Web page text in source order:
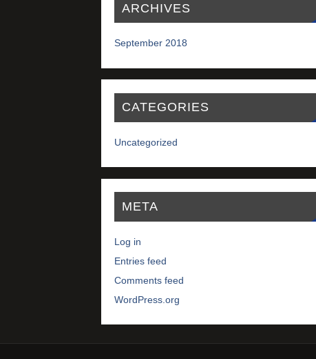
ARCHIVES
September 2018
CATEGORIES
Uncategorized
META
Log in
Entries feed
Comments feed
WordPress.org